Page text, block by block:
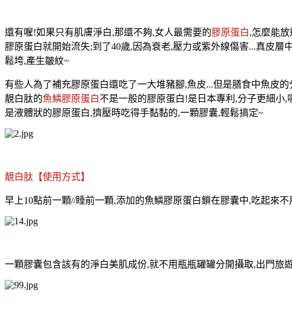
還有喔!如果只有肌膚淨白,那還不夠,女人最需要的膠原蛋白,怎麼能
膠原蛋白就開始流失;到了40歲,因為衰老,壓力或紫外線傷害...真皮
鬆垮,產生皺紋~
有些人為了補充膠原蛋白還吃了一大堆豬腳,魚皮...但是膳食中魚皮
靚白肽的魚鱗膠原蛋白不是一般的膠原蛋白!是日本專利,分子更細小,
是液體狀的膠原蛋白,擠壓時吃得手黏黏的,一顆膠囊,輕鬆搞定~
靚白肽【使用方式】
早上10點前一顆//睡前一顆,添加的魚鱗膠原蛋白鎖在膠囊中,吃起來
一顆膠囊包含該有的淨白美肌成份,就不用瓶瓶罐罐分開攝取,出門旅